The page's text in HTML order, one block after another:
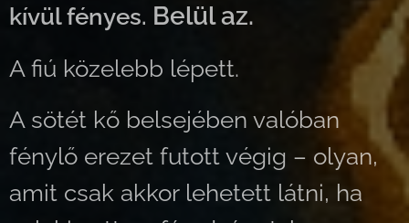
kívül fényes. Belül az.
A fiú közelebb lépett.
A sötét kő belsejében valóban
fénylő erezet futott végig – olyan,
amit csak akkor lehetett látni, ha